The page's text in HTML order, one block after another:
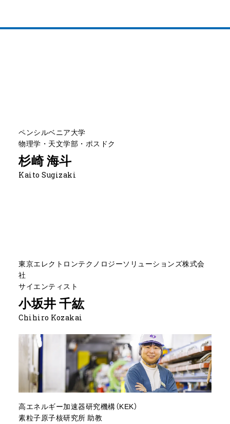
ペンシルベニア大学
物理学・天文学部・ポスドク
杉崎 海斗
Kaito Sugizaki
東京エレクトロンテクノロジーソリューションズ株式会
社
サイエンティスト
小坂井 千紘
Chihiro Kozakai
高エネルギー加速器研究機構（KEK）
素粒子原子核研究所 助教